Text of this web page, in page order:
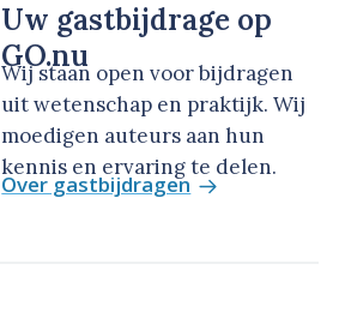
Uw gastbijdrage op
GO.nu
Wij staan open voor bijdragen
uit wetenschap en praktijk. Wij
moedigen auteurs aan hun
kennis en ervaring te delen.
Over gastbijdragen